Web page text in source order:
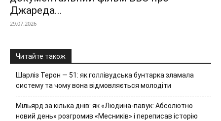
Джареда...
29.07.2026
Читайте також
Шарліз Терон — 51: як голлівудська бунтарка зламала
систему та чому вона відмовляється молодіти
Мільярд за кілька днів: як «Людина-павук: Абсолютно
новий день» розгромив «Месників» і переписав історію